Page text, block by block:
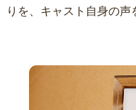
りを、キャスト自身の声